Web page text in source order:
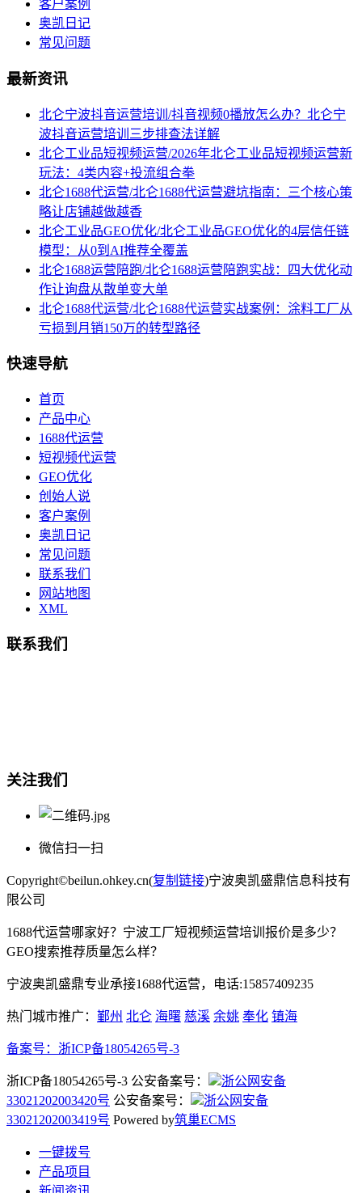
客户案例
奥凯日记
常见问题
最新资讯
北仑宁波抖音运营培训/抖音视频0播放怎么办？北仑宁
波抖音运营培训三步排查法详解
北仑工业品短视频运营/2026年北仑工业品短视频运营新
玩法：4类内容+投流组合拳
北仑1688代运营/北仑1688代运营避坑指南：三个核心策
略让店铺越做越香
北仑工业品GEO优化/北仑工业品GEO优化的4层信任链
模型：从0到AI推荐全覆盖
北仑1688运营陪跑/北仑1688运营陪跑实战：四大优化动
作让询盘从散单变大单
北仑1688代运营/北仑1688代运营实战案例：涂料工厂从
亏损到月销150万的转型路径
快速导航
首页
产品中心
1688代运营
短视频代运营
GEO优化
创始人说
客户案例
奥凯日记
常见问题
联系我们
网站地图
XML
联系我们
关注我们
微信扫一扫
Copyright©beilun.ohkey.cn(复制链接)宁波奥凯盛鼎信息科技有
限公司
1688代运营哪家好？宁波工厂短视频运营培训报价是多少？
GEO搜索推荐质量怎么样？
宁波奥凯盛鼎专业承接1688代运营，电话:15857409235
热门城市推广： 鄞州 北仑 海曙 慈溪 余姚 奉化 镇海
备案号： 浙ICP备18054265号-3
浙ICP备18054265号-3 公安备案号：
浙公网安备
33021202003420号 公安备案号：
浙公网安备
33021202003419号 Powered by筑巢ECMS
一键拨号
产品项目